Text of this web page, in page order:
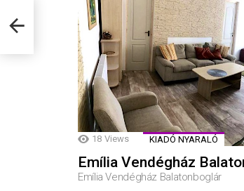
18 Views KIADÓ NYARALÓ
Emília Vendégház
Emília Vendégház Balatonboglár